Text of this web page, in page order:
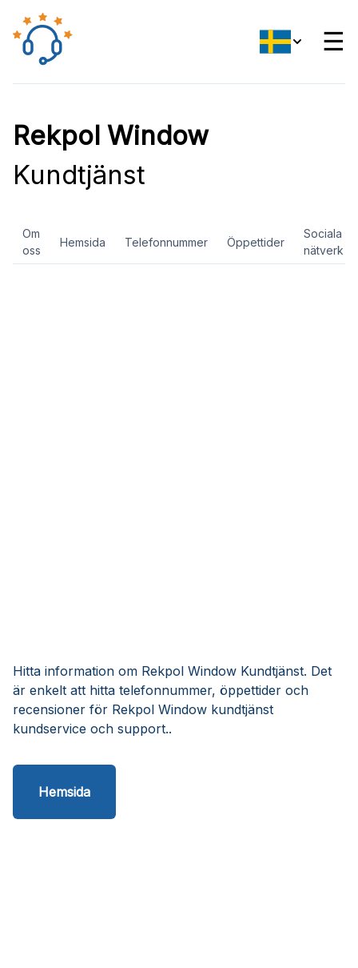
☰
Rekpol Window
Kundtjänst
Om
oss
Hemsida Telefonnummer Öppettider
Sociala
nätverk
Hitta information om Rekpol Window Kundtjänst. Det
är enkelt att hitta telefonnummer, öppettider och
recensioner för Rekpol Window kundtjänst
kundservice och support..
Hemsida